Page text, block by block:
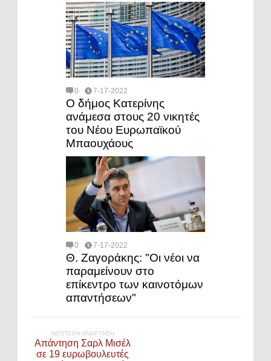
0 7-17-2022
Ο δήμος Κατερίνης
ανάμεσα στους 20 νικητές
του Νέου Ευρωπαϊκού
Μπαουχάους
0 7-17-2022
Θ. Ζαγοράκης: "Οι νέοι να
παραμείνουν στο
επίκεντρο των καινοτόμων
απαντήσεων"
ΝΕΌΤΕΡΗ ΑΝΆΡΤΗΣΗ
Απάντηση Σαρλ Μισέλ
σε 19 ευρωβουλευτές